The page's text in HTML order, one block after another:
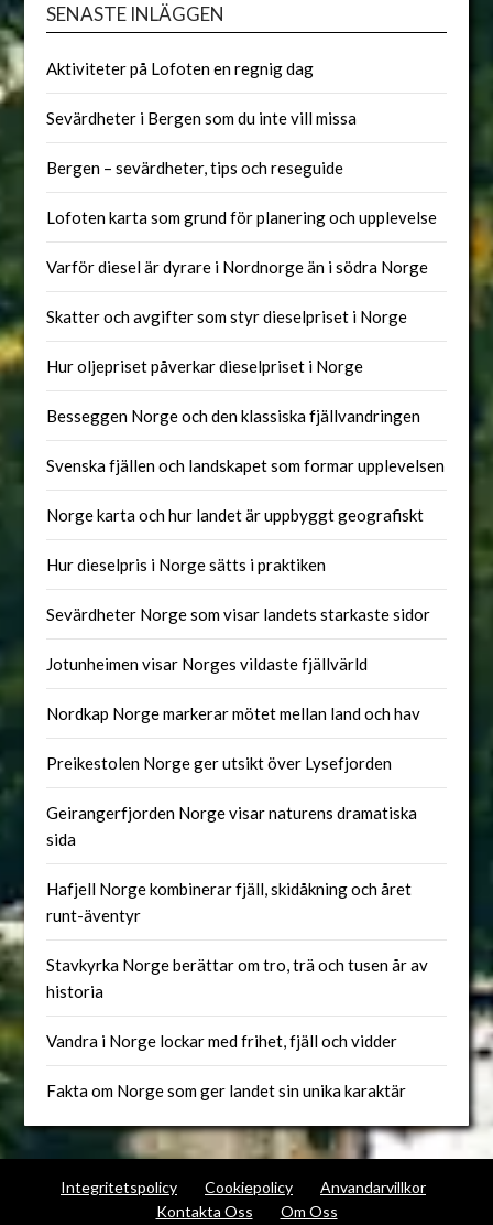
SENASTE INLÄGGEN
Aktiviteter på Lofoten en regnig dag
Sevärdheter i Bergen som du inte vill missa
Bergen – sevärdheter, tips och reseguide
Lofoten karta som grund för planering och upplevelse
Varför diesel är dyrare i Nordnorge än i södra Norge
Skatter och avgifter som styr dieselpriset i Norge
Hur oljepriset påverkar dieselpriset i Norge
Besseggen Norge och den klassiska fjällvandringen
Svenska fjällen och landskapet som formar upplevelsen
Norge karta och hur landet är uppbyggt geografiskt
Hur dieselpris i Norge sätts i praktiken
Sevärdheter Norge som visar landets starkaste sidor
Jotunheimen visar Norges vildaste fjällvärld
Nordkap Norge markerar mötet mellan land och hav
Preikestolen Norge ger utsikt över Lysefjorden
Geirangerfjorden Norge visar naturens dramatiska
sida
Hafjell Norge kombinerar fjäll, skidåkning och året
runt-äventyr
Stavkyrka Norge berättar om tro, trä och tusen år av
historia
Vandra i Norge lockar med frihet, fjäll och vidder
Fakta om Norge som ger landet sin unika karaktär
Integritetspolicy Cookiepolicy
Anvandarvillkor
Kontakta Oss
Om Oss